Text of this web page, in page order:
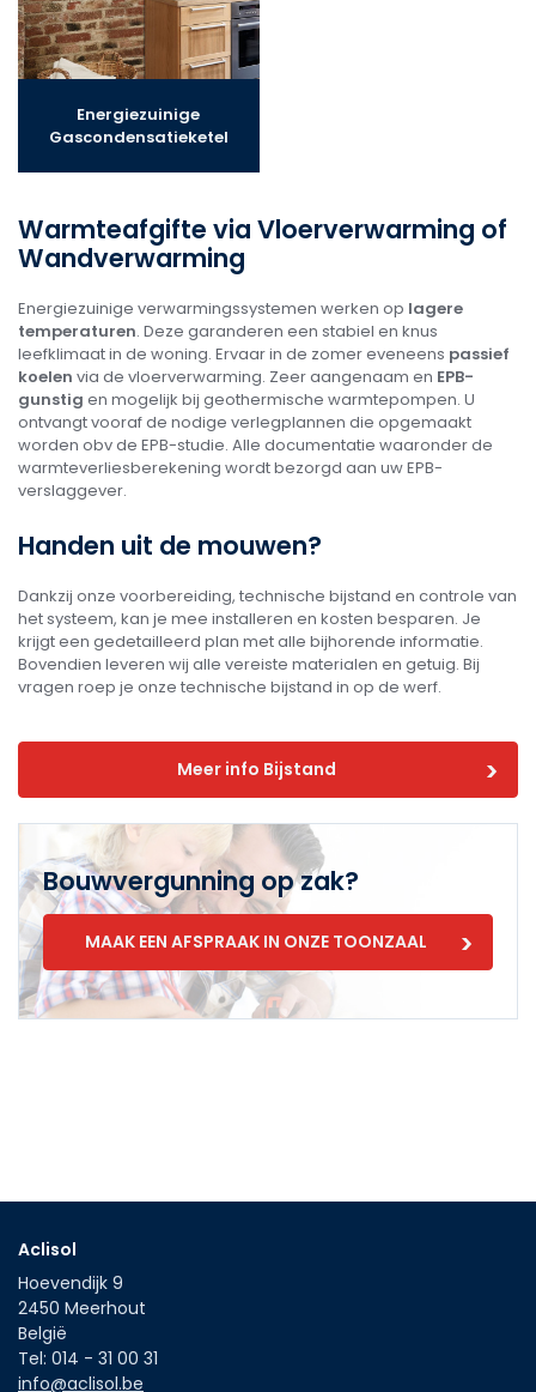
Energiezuinige
Gascondensatieketel
Warmteafgifte via Vloerverwarming of
Wandverwarming
Energiezuinige verwarmingssystemen werken op lagere
temperaturen. Deze garanderen een stabiel en knus
leefklimaat in de woning. Ervaar in de zomer eveneens passief
koelen via de vloerverwarming. Zeer aangenaam en EPB-
gunstig en mogelijk bij geothermische warmtepompen. U
ontvangt vooraf de nodige verlegplannen die opgemaakt
worden obv de EPB-studie. Alle documentatie waaronder de
warmteverliesberekening wordt bezorgd aan uw EPB-
verslaggever.
Handen uit de mouwen?
Dankzij onze voorbereiding, technische bijstand en controle van
het systeem, kan je mee installeren en kosten besparen. Je
krijgt een gedetailleerd plan met alle bijhorende informatie.
Bovendien leveren wij alle vereiste materialen en getuig. Bij
vragen roep je onze technische bijstand in op de werf.
Meer info Bijstand
Bouwvergunning op zak?
MAAK EEN AFSPRAAK IN ONZE TOONZAAL
Aclisol
Hoevendijk 9
2450 Meerhout
België
Tel: 014 - 31 00 31
info@aclisol.be